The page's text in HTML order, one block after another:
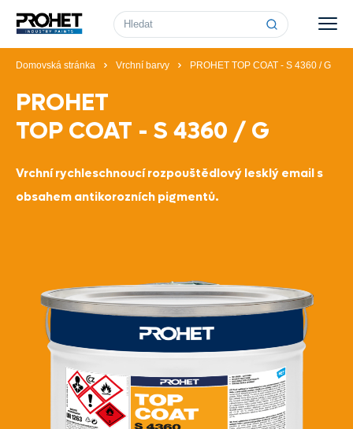
Vyhledávání
Domovská stránka Vrchní barvy PROHET TOP COAT - S 4360 / G
PROHET
TOP COAT - S 4360 / G
Vrchní rychleschnoucí rozpouštědlový lesklý email s
obsahem antikorozních pigmentů.